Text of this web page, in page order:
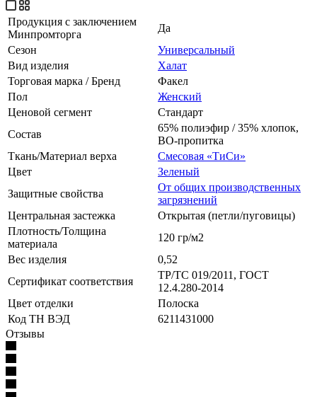
Продукция с заключением
Минпромторга
Да
Сезон
Универсальный
Вид изделия
Халат
Торговая марка / Бренд
Факел
Пол
Женский
Ценовой сегмент
Стандарт
Состав
65% полиэфир / 35% хлопок,
ВО-пропитка
Ткань/Материал верха
Смесовая «ТиСи»
Цвет
Зеленый
Защитные свойства
От общих производственных
загрязнений
Центральная застежка
Открытая (петли/пуговицы)
Плотность/Толщина
материала
120 гр/м2
Вес изделия
0,52
Сертификат соответствия
ТР/ТС 019/2011, ГОСТ
12.4.280-2014
Цвет отделки
Полоска
Код ТН ВЭД
6211431000
Отзывы